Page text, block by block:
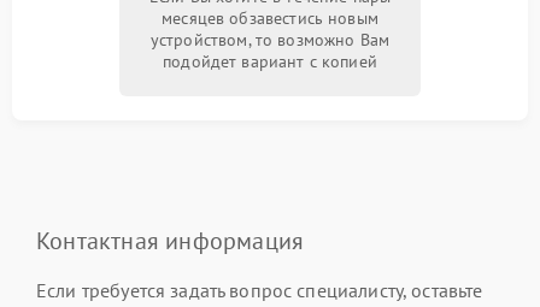
месяцев обзавестись новым
устройством, то возможно Вам
подойдет вариант с копией
Контактная информация
Если требуется задать вопрос специалисту, оставьте